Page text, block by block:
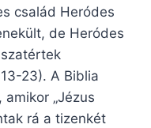
család Heródes
de Heródes
23). A Biblia
„Jézus
rá a tizenkét